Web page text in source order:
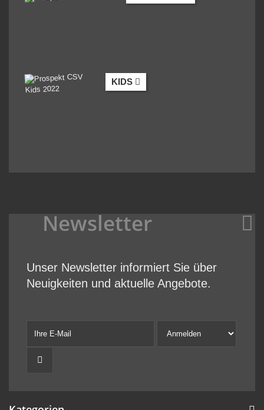
KIDS
Newsletter
Unser Newsletter informiert Sie über
Neuigkeiten und aktuelle Angebote.